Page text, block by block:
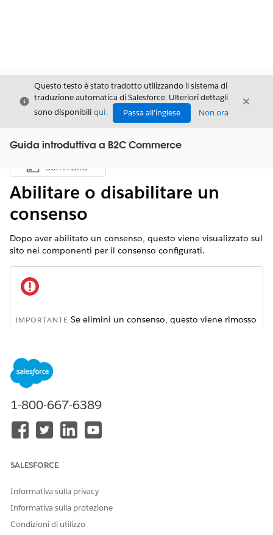
Chiudi
Questo testo è stato tradotto utilizzando il sistema di
traduzione automatica di Salesforce. Ulteriori dettagli
sono disponibili qui. Passa all'inglese Non ora
Chiudi
Guida introduttiva a B2C Commerce
Mostra sommario
Sommario
Abilitare o disabilitare un
consenso
Dopo aver abilitato un consenso, questo viene visualizzato sul
sito nei componenti per il consenso configurati.
IMPORTANTE Se elimini un consenso, questo viene rimosso
pertanto non è possibile avvisare gli acquirenti che si sono
iscritti tramite il consenso. Per continuare a pubblicare
campagne per gli abbonati al consenso, disabilita invece il
Nella barra laterale di navigazione di B2C Commerce,
selezionare Strumenti per il
Selezionare un consenso.
Fare clic su Salva.
1-800-667-6389
SALESFORCE
Informativa sulla privacy
Informativa sulla protezione
Condizioni di utilizzo